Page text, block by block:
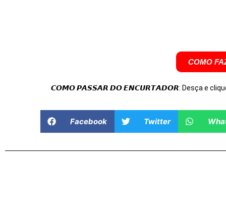
COMO
𝘾𝙊𝙈𝙊 𝙋𝘼𝙎𝙎𝘼𝙍 𝘿𝙊 𝙀𝙉𝘾𝙐𝙍𝙏𝘼𝘿𝙊𝙍: Desça e clique
Facebook Twitter